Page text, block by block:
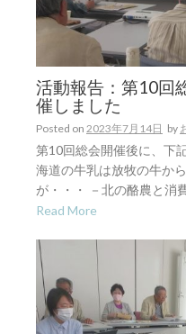
活動報告：第10回
催しました
Posted on 2023年7月14日 by
第10回総会開催後に、下
海道の牛乳は放牧の牛か
が・・・ －北の酪農と消
Read More